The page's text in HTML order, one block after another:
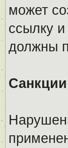
может
ссылку
должны
Санкции